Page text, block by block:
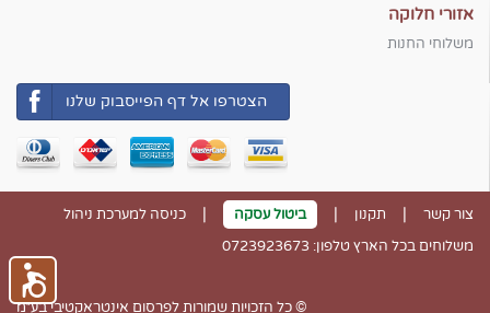
אזורי חלוקה
משלוחי החנות
הצטרפו אל דף הפייסבוק שלנו
צור קשר | תקנון | ביטול עסקה |
כניסה למערכת ניהול
משלוחים בכל הארץ טלפון: 0723923673
© כל הזכויות שמורות לפרסום אינטראקטיבי בע״מ